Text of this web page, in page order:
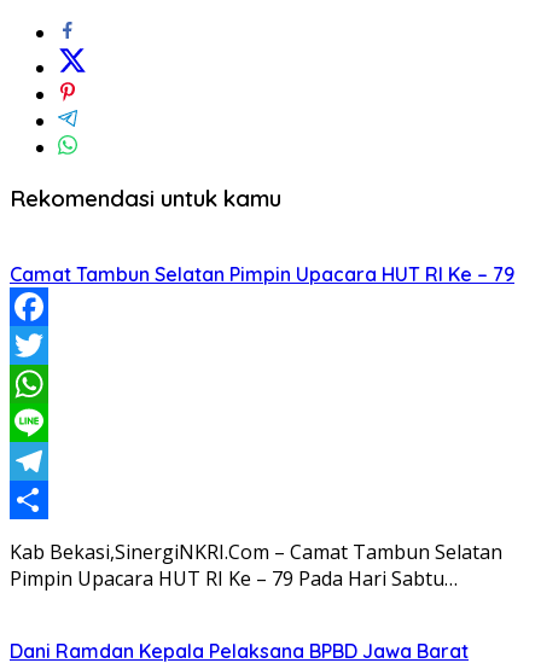
Rekomendasi untuk kamu
Camat Tambun Selatan Pimpin Upacara HUT RI Ke – 79
Facebook
Twitter
WhatsApp
Line
Telegram
Share
Kab Bekasi,SinergiNKRI.Com – Camat Tambun Selatan
Pimpin Upacara HUT RI Ke – 79 Pada Hari Sabtu…
Dani Ramdan Kepala Pelaksana BPBD Jawa Barat